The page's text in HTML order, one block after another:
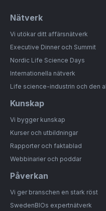
Nätverk
Vi utökar ditt affärsnätverk
Executive Dinner och Summit
Nordic Life Science Days
Internationella nätverk
Life science-industrin och den
Kunskap
Vi bygger kunskap
Kurser och utbildningar
Rapporter och faktablad
Webbinarier och poddar
Påverkan
Vi ger branschen en stark röst
SwedenBIOs expertnätverk